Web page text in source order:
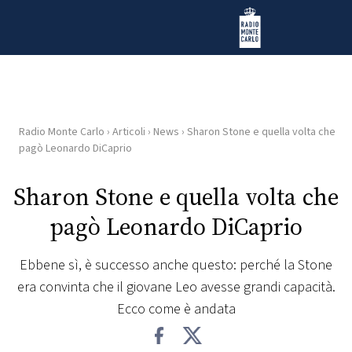
Radio Monte Carlo
HOME
RADIO
WEB
RADIO
PLAYLIST
Radio Monte Carlo › Articoli › News › Sharon Stone e quella volta che
pagò Leonardo DiCaprio
Sharon Stone e quella volta che
pagò Leonardo DiCaprio
Ebbene sì, è successo anche questo: perché la Stone
era convinta che il giovane Leo avesse grandi capacità.
Ecco come è andata